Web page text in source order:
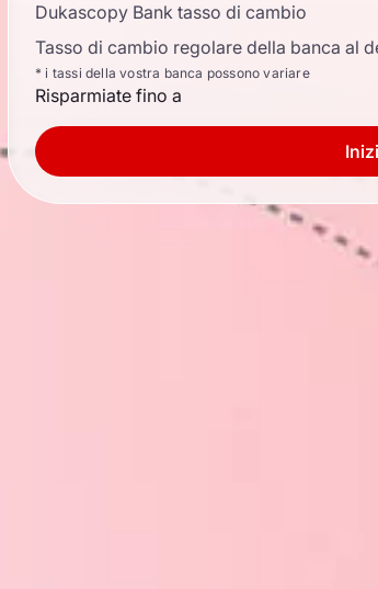
Dukascopy Bank tasso di cambio
Tasso di cambio regolare della banca al
* i tassi della vostra banca possono variare
Risparmiate fino a